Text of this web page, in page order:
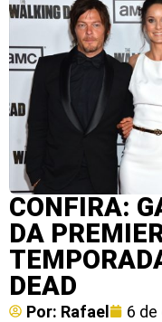
CONFIRA:
DA
DEAD
Por: Rafael 6